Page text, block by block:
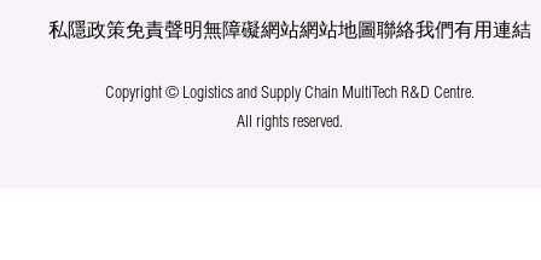
私隱政策免責聲明無障礙網站網站地圖聯絡我們有用連結
Copyright © Logistics and Supply Chain MultiTech R&D Centre.
All rights reserved.